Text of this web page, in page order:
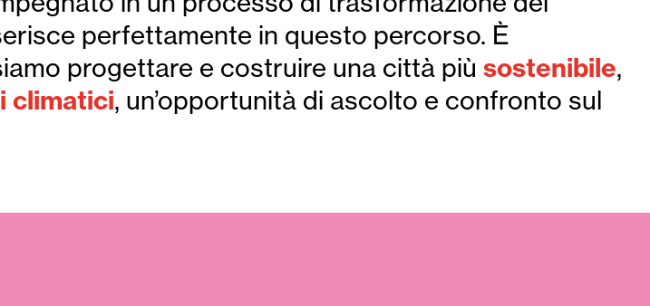
perfettamente in questo percorso. È
progettare e costruire una città più sostenibile,
climatici, un’opportunità di ascolto e confronto sul